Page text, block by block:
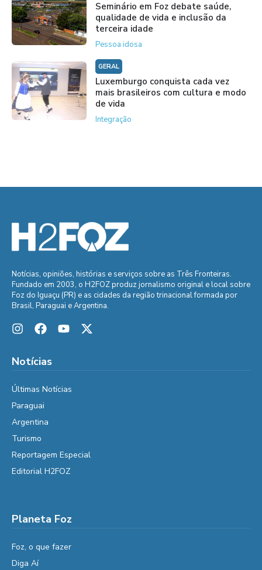
Seminário em Foz debate saúde,
qualidade de vida e inclusão da
terceira idade
Pessoa idosa
GERAL
Luxemburgo conquista cada vez
mais brasileiros com cultura e modo
de vida
Integração
Notícias, opiniões, histórias e serviços sobre as Três Fronteiras.
Fundado em 2003, o H2FOZ produz jornalismo original e local sobre
Foz do Iguaçu (PR) e as cidades da região trinacional formada por
Brasil, Paraguai e Argentina.
Notícias
Últimas Notícias
Paraguai
Argentina
Turismo
Reportagem Especial
Editorial H2FOZ
Planeta Foz
Foz, o que fazer
Diga Aí